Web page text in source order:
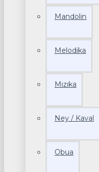
Mandolin
Melodika
Mızıka
Ney / Kaval
Obua